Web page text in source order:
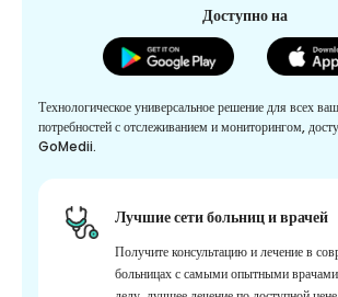
Доступно на
Технологическое универсальное решение для всех
потребностей с отслеживанием и мониторингом,
GoMedii.
Лучшие сети больниц и врачей
Получите консультацию и лечение в
больницах с самыми опытными